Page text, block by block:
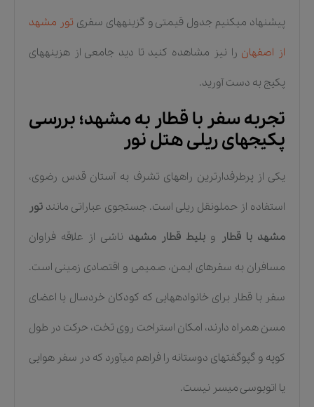
پیشنهاد میکنیم جدول قیمتی و گزینههای سفریتور مشهد
از اصفهان را نیز مشاهده کنید تا دید جامعی از هزینههای
پکیج به دست آورید.
تجربه سفر با قطار به مشهد؛ بررسی
پکیجهای ریلی هتل نور
یکی از پرطرفدارترین راههای تشرف به آستان قدس رضوی،
استفاده از حملونقل ریلی است. جستجوی عباراتی مانند تور
مشهد با قطار و بلیط قطار مشهد ناشی از علاقه فراوان
مسافران به سفرهای ایمن، صمیمی و اقتصادی زمینی است.
سفر با قطار برای خانوادههایی که کودکان خردسال یا اعضای
مسن همراه دارند، امکان استراحت روی تخت، حرکت در طول
کوپه و گپوگفتهای دوستانه را فراهم میآورد که در سفر هوایی
یا اتوبوسی میسر نیست.